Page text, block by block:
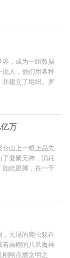
老祖，太上长
一口吃的而陷入
来吃这第一
了，想吃口东西有
”
，成为一组数据
人，他们用各种
建立了组织。罗
之种！他是巨魔
是的最强半神！
·弥阎，他的帐篷
虎！！
万
山上一根上品先
凝聚元神，消耗
此跟脚，在一干
祷没反应。为了
灰，他只好发奋
复原有品阶，一
断枝干扦插大
、晦气等，成为
九天十地，到处
无尾的爬虫躲在
高帽的八爪魔神
刚点燃文明之